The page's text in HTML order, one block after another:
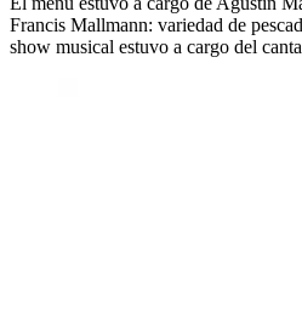
Francis Mallmann: variedad de
show musical estuvo a cargo del